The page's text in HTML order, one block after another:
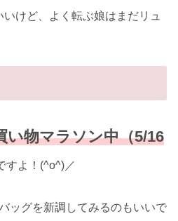
けど、よく転ぶ娘はまだリュ
い物マラソン中（5/16
すよ！(^o^)／
ッグを新調してみるのもいいで